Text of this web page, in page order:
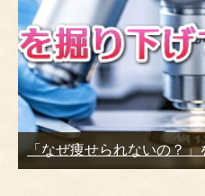
「なぜ痩せられないの？